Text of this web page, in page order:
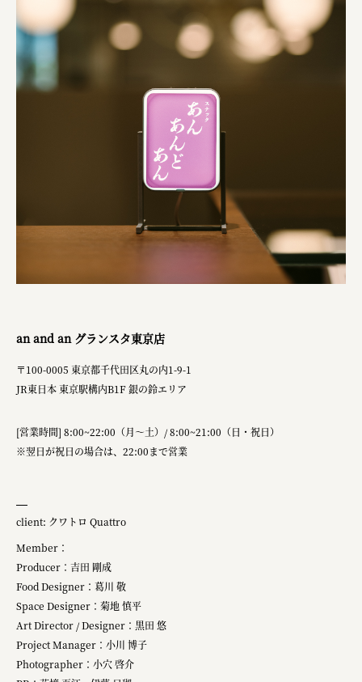
an and an グランスタ東京店
〒100-0005 東京都千代田区丸の内1-9-1
JR東日本 東京駅構内B1F 銀の鈴エリア
[営業時間] 8:00~22:00（月～土）/ 8:00~21:00（日・祝日）
※翌日が祝日の場合は、22:00まで営業
client: クワトロ Quattro
Member：
Producer：吉田 剛成
Food Designer：葛川​ 敬
Space Designer：菊地 慎平
Art Director / Designer：黒田 悠
Project Manager：小川 博子
Photographer：小穴 啓介